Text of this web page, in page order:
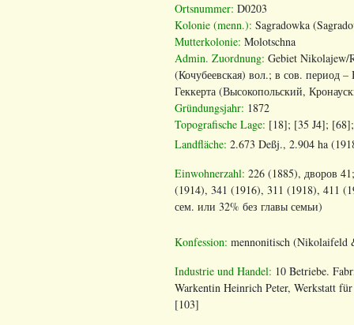
Ortsnummer: D0203
Kolonie (menn.): Sagradowka
Mutterkolonie: Molotschna
Admin. Zuordnung: Gebiet Nikolajew/
(Кочубеевская) вол.; в сов. период
Геккерта (Высокопольский,
Gründungsjahr: 1872
Topografische Lage: [18]; [35 J4];
Landfläche: 2.673 Deßj., 2.904 ha
Einwohnerzahl: 226 (1885), дворов
(1914), 341 (1916), 311 (1918), 411
сем. или 32% без главы семьи)
Konfession: mennonitisch (Nikolaifeld
Industrie und Handel: 10 Betriebe.
Warkentin Heinrich Peter, Werkstatt
[103]